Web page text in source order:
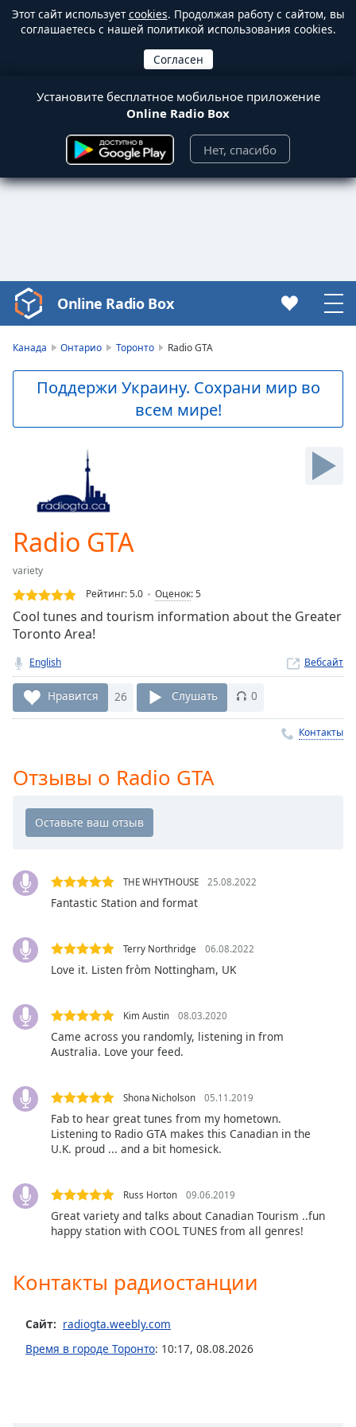
Этот сайт используетcookies. Продолжая работу с сайтом, вы
соглашаетесь с нашей политикой использования cookies.
Установите бесплатное мобильное приложение
Online Radio Box
Нет, спасибо
Video
Player
Skip
Current
Loaded
0.00%
Stream
TypeLIVE
live,
currently
behind
LIVE
Remaining
Rate
Chapters
Descriptions
descriptions
off
selected
Subtitles
subtitles
settings,
subtitles
settings
dialog
subtitles
Audio
Fullscreen
modal
Online Radio Box
Канада Онтарио Торонто Radio GTA
Поддержи Украину. Сохрани мир во
всем мире!
Radio GTA
variety
Рейтинг:5.0 Оценок:5
Cool tunes and tourism information about the Greater
Toronto Area!
English Вебсайт
Нравится 26 Слушать 0
Контакты
Отзывы о Radio GTA
THE WHYTHOUSE 25.08.2022
Fantastic Station and format
Terry Northridge 06.08.2022
Love it. Listen fròm Nottingham, UK
Kim Austin 08.03.2020
Came across you randomly, listening in from
Australia. Love your feed.
Shona Nicholson 05.11.2019
Fab to hear great tunes from my hometown.
Listening to Radio GTA makes this Canadian in the
U.K. proud ... and a bit homesick.
Russ Horton 09.06.2019
Great variety and talks about Canadian Tourism ..fun
happy station with COOL TUNES from all genres!
Контакты радиостанции
Сайт: radiogta.weebly.com
Время в городе Торонто: 10:17, 08.08.2026